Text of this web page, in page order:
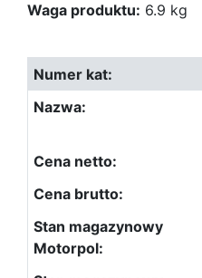
Waga produktu: 6.9 kg